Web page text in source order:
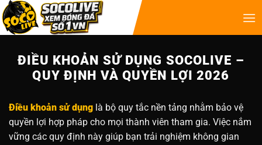
ĐIỀU KHOẢN SỬ DỤNG SOCOLIVE –
QUY ĐỊNH VÀ QUYỀN LỢI 2026
Điều khoản sử dụng là bộ quy tắc nền tảng nhằm bảo vệ
quyền lợi hợp pháp cho mọi thành viên tham gia. Việc nắm
vững các quy định này giúp bạn trải nghiệm không gian